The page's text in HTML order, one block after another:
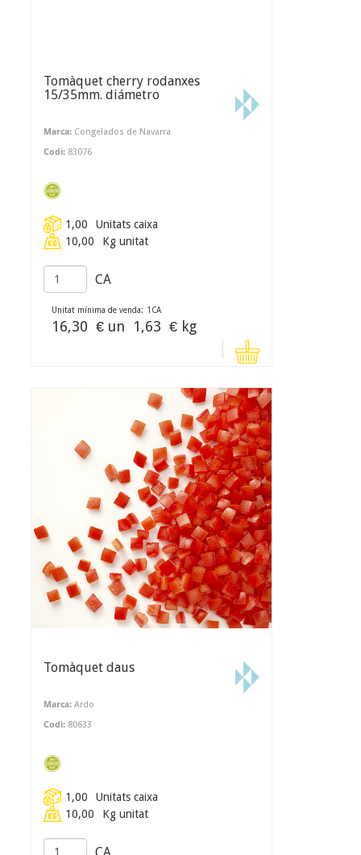
Tomàquet cherry rodanxes
15/35mm. diámetro
Marca: Congelados de Navarra
Codi: 83076
1,00
Unitats caixa
10,00
Kg unitat
CA
Unitat mínima de venda: 1 CA
16,30 € un 1,63 € kg
Tomàquet daus
Marca: Ardo
Codi: 80633
1,00
Unitats caixa
10,00
Kg unitat
CA